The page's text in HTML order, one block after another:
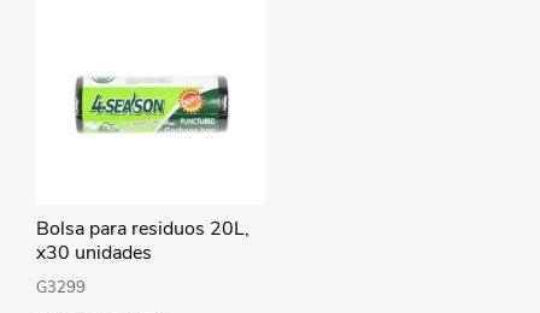
Bolsa para residuos 20L,
x30 unidades
G3299